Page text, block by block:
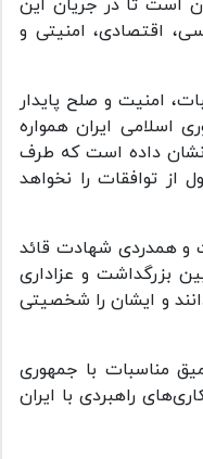
است تا در جریان این
اقتصادی، امنیتی و
امنیت و صلح پایدار
ایران همواره
داده است که طرف
توافقات را نخواهد
و همدردی شهادت قائد
بزرگداشت و عزاداری
و ایشان را شخصیتی
مناسبات با جمهوری
راهبردی با ایران